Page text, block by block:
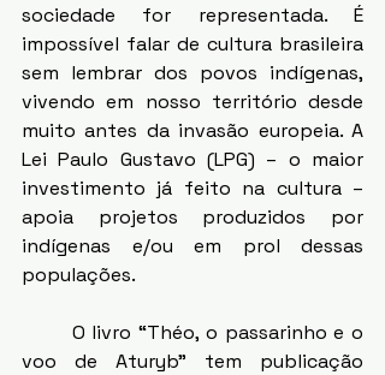
sociedade for representada. É
impossível falar de cultura brasileira
sem lembrar dos povos indígenas,
vivendo em nosso território desde
muito antes da invasão europeia. A
Lei Paulo Gustavo (LPG) – o maior
investimento já feito na cultura –
apoia projetos produzidos por
indígenas e/ou em prol dessas
populações.
voo de Aturyb” tem publicação